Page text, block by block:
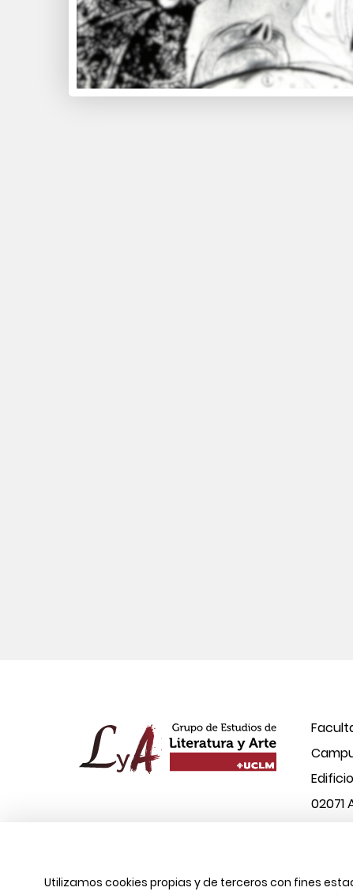
02071
© 2026 UCLM, Grupo de Estudios de
Utilizamos cookies propias y de terceros con fines